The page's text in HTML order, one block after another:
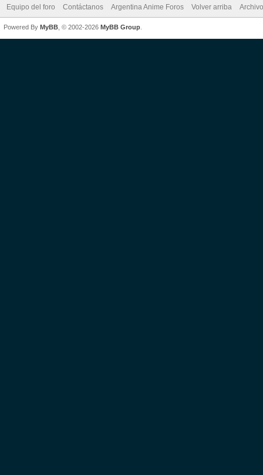
Equipo del foro Contáctanos Argentina Anime Foros Volver arriba
Powered By MyBB , © 2002-2026 MyBB Group